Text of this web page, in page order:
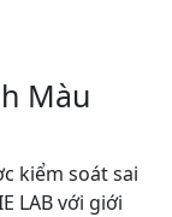
Màu
kiểm soát sai
LAB với giới